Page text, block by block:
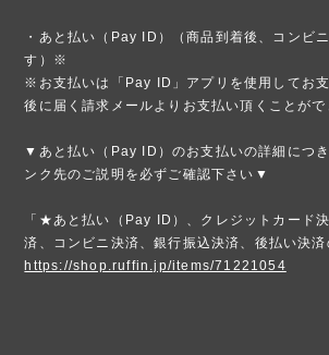
・あと払い（Pay ID）（商品到着後、コンビ
す）※
※お支払いは「Pay ID」アプリを使用してお
後に届く請求メールよりお支払い頂くことがで
▼あと払い（Pay ID）のお支払いの詳細につ
ンク先のご説明を必ずご確認下さい▼
「★あと払い（Pay ID）、クレジットカード
済、コンビニ決済、銀行振込決済、後払い決済
https://shop.ruffin.jp/items/71221054